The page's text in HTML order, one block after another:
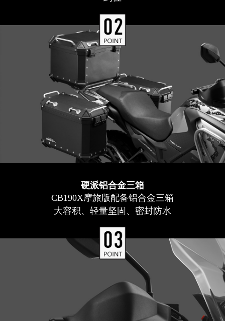
硬派铝合金三箱
CB190X摩旅版配备铝合金三箱
大容积、轻量坚固、密封防水